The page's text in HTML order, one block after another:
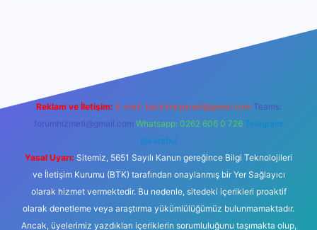
Reklam ve İletişim: E-mail: backlinkpaneli@gmail.com Teams:
forumhizmeti@gmail.com Whatsapp: 0262 606 0 726 Telegram:
@karabul
Yasal Uyarı: Sitemiz, 5651 Sayılı Kanun gereğince Bilgi Teknolojileri
ve İletişim Kurumu (BTK) tarafından onaylanmış bir Yer Sağlayıcı
olarak hizmet vermektedir. Bu nedenle, sitedeki içerikleri proaktif
olarak denetleme veya araştırma yükümlülüğümüz bulunmamaktadır.
Ancak, üyelerimiz yazdıkları içeriklerin sorumluluğunu taşımakta olup,